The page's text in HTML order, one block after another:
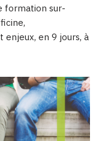
formation sur-
en 9 jours, à